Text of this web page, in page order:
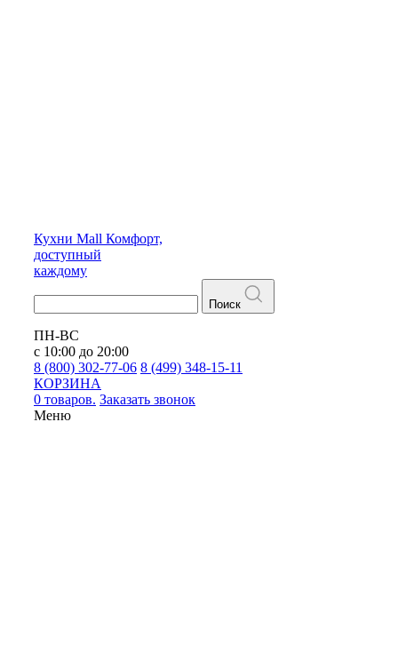
Кухни Mall Комфорт,
доступный
каждому
Поиск
ПН-ВС
с 10:00 до 20:00
8 (800) 302-77-06 8 (499) 348-15-11
КОРЗИНА
0 товаров. Заказать звонок
Меню